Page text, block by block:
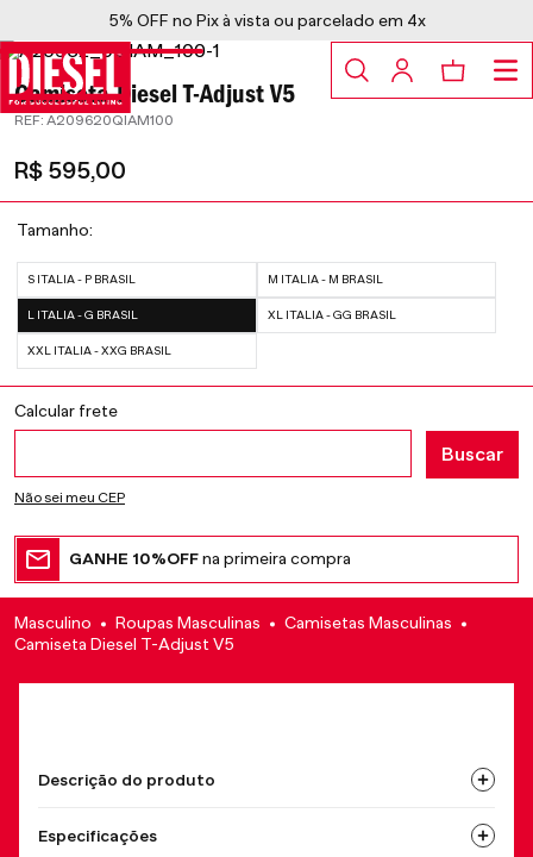
5% OFF no Pix à vista ou parcelado em 4x
Camiseta Diesel T-Adjust V5
: A209620QIAM100
R$ 595,00
Tamanho
S ITALIA - P BRASIL M ITALIA - M BRASIL
L ITALIA - G BRASIL XL ITALIA - GG BRASIL
XXL ITALIA - XXG BRASIL
Não sei meu CEP
GANHE 10%OFFna primeira compra
Masculino Roupas Masculinas
Camisetas Masculinas
Camiseta Diesel T-Adjust V5
Descrição do produto
Especificações